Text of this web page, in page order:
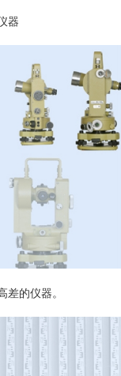
器
的仪器。